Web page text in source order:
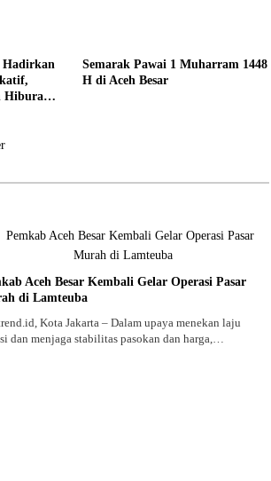
Hadirkan
Hiburan
Semarak Pawai 1 Muharram 1448
H di Aceh Besar
Aceh Besar Kembali Gelar Operasi Pasar
di Lamteuba
Kota Jakarta – Dalam upaya menekan laju
dan menjaga stabilitas pasokan dan harga,…